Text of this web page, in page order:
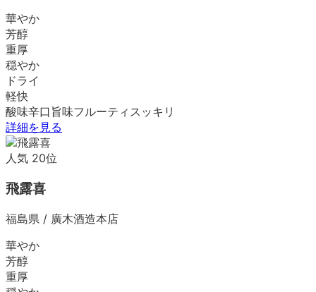
華やか
芳醇
重厚
穏やか
ドライ
軽快
酸味辛口 旨味フルーティ スッキリ
詳細を見る
人気 20位
飛露喜
福島県 / 廣木酒造本店
華やか
芳醇
重厚